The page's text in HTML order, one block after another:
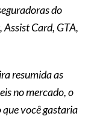
do
Card, GTA,
resumida as
no mercado, o
você gastaria